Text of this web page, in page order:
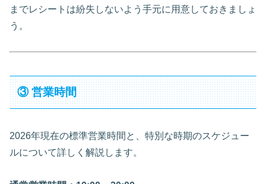
までレシートは紛失しないよう手元に用意しておきましょ
う。
③ 営業時間
2026年現在の標準営業時間と、特別な時期のスケジュー
ルについて詳しく解説します。